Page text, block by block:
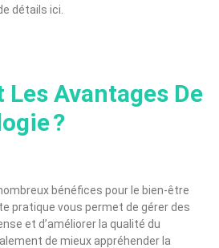
détails ici.
Les Avantages De
?
bénéfices pour le bien-être
pratique vous permet de gérer des
et d’améliorer la qualité du
de mieux appréhender la